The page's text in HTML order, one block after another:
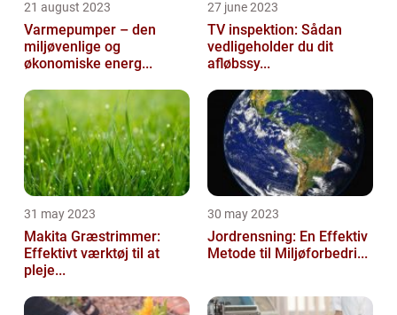
21 august 2023
Varmepumper – den
miljøvenlige og
økonomiske energ...
27 june 2023
TV inspektion: Sådan
vedligeholder du dit
afløbssy...
31 may 2023
Makita Græstrimmer:
Effektivt værktøj til at
pleje...
30 may 2023
Jordrensning: En Effektiv
Metode til Miljøforbedri...